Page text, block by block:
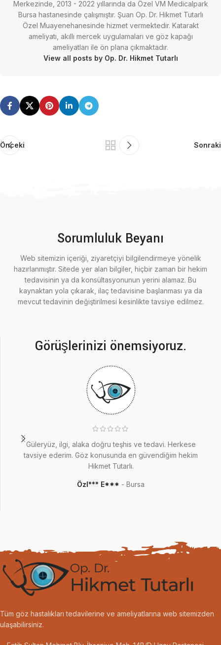
Merkezinde, 2013 - 2022 yıllarında da Özel VM Medicalpark
Bursa hastanesinde çalışmıştır. Şuan Op. Dr. Hikmet Tutarlı
Özel Muayenehanesinde hizmet vermektedir. Katarakt
ameliyatı, akıllı mercek uygulamaları ve göz kapağı
ameliyatları ile ön plana çıkmaktadır.
View all posts by Op. Dr. Hikmet Tutarlı
Önceki Sonraki
Sorumluluk Beyanı
Web sitemizin içeriği, ziyaretçiyi bilgilendirmeye yönelik
hazırlanmıştır. Sitede yer alan bilgiler, hiçbir zaman bir hekim
tedavisinin ya da konsültasyonunun yerini alamaz. Bu
kaynaktan yola çıkarak, ilaç tedavisine başlanması ya da
mevcut tedavinin değiştirilmesi kesinlikte tavsiye edilmez.
Görüşlerinizi önemsiyoruz.
Güleryüz, ilgi, alaka doğru teşhis ve tedavi. Herkese
tavsiye ederim. Göz konusunda en güvendiğim hekim
Hikmet Tutarlı.
Özl*** E*** Bursa
Tüm göz hastalıkları tedavilerine ve ameliyatlarına web sitemizden
ulaşabilirsiniz.